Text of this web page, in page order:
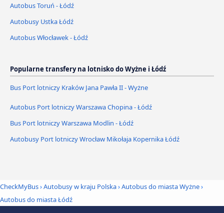
Autobus Toruń - Łódź
Autobusy Ustka Łódź
Autobus Włocławek - Łódź
Popularne transfery na lotnisko do Wyżne i Łódź
Bus Port lotniczy Kraków Jana Pawła II - Wyżne
Autobus Port lotniczy Warszawa Chopina - Łódź
Bus Port lotniczy Warszawa Modlin - Łódź
Autobusy Port lotniczy Wrocław Mikołaja Kopernika Łódź
CheckMyBus›Autobusy w kraju Polska›Autobus do miasta Wyżne›
Autobus do miasta Łódź